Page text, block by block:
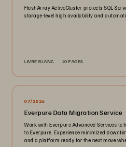
FlashArray ActiveCluster protects SQL
storage-level high availability and
LIVRE BLANC 10 PAGES
07/2026
Everpure Data Migration Service
Work with Everpure Advanced Services to
to Everpure. Experience minimized
and a platform ready for the next move